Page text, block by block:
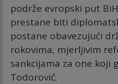
podrže evropski put
prestane biti
postane obavezujući
rokovima, mjerljivim
sankcijama za one koji
Todorović.